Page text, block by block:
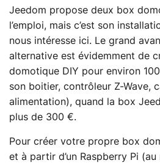
Jeedom propose deux box
l’emploi, mais c’est son
nous intéresse ici. Le grand
alternative est évidemment de
domotique DIY pour environ
son boitier, contrôleur Z-Wave,
alimentation), quand la box
plus de 300 €.
Pour créer votre propre box
et à partir d’un Raspberry Pi